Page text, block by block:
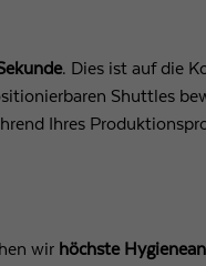
. Dies ist auf die
Shuttles
Ihres
wir höchste